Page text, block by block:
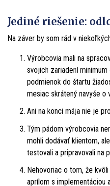
Jediné riešenie:
Na záver by som rád v
Výrobcovia mali na
svojich zariadení
podmienok do štartu
mesiac skrátený navyše o
Ani na konci mája nie je
Tým pádom výrobcovia
mohli dodávať klientom,
testovali a pripravovali na
Nehovoriac o tom, že
aprílom s implementáciou